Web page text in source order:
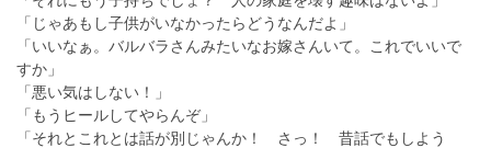
「じゃあもし子供がいなかったらどうなんだよ」
「いいなぁ。バルバラさんみたいなお嫁さんいて。これでいいで
すか」
「悪い気はしない！」
「もうヒールしてやらんぞ」
「それとこれとは話が別じゃんか！ さっ！ 昔話でもしよう